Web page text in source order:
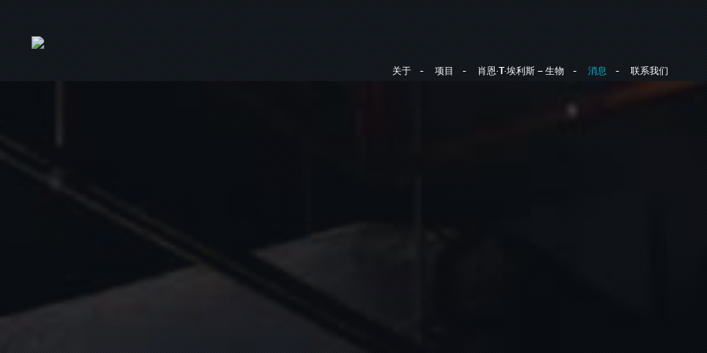
关于 项目 肖恩·T·埃利斯 – 生物 消息 联系我们